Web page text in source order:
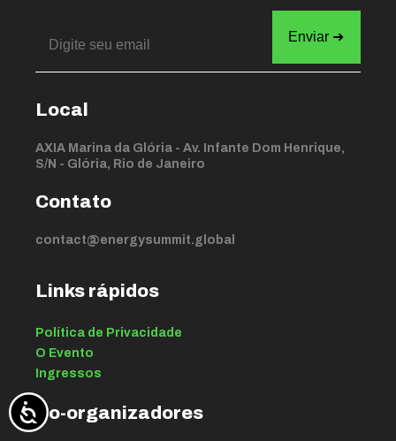
Local
AXIA Marina da Glória - Av. Infante Dom Henrique,
S/N - Glória, Rio de Janeiro
Contato
contact@energysummit.global
Links rápidos
Política de Privacidade
O Evento
Ingressos
Co-organizadores